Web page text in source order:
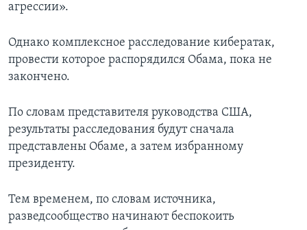
агрессии».
Однако комплексное расследование кибератак,
провести которое распорядился Обама, пока не
закончено.
По словам представителя руководства США,
результаты расследования будут сначала
представлены Обаме, а затем избранному
президенту.
Тем временем, по словам источника,
разведсообщество начинают беспокоить